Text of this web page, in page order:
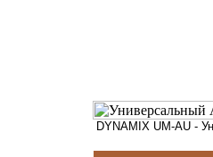
DYNAMIX UM-AU -